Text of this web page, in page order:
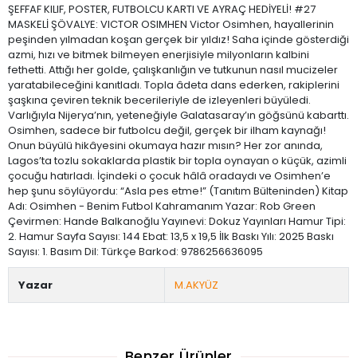
ŞEFFAF KILIF, POSTER, FUTBOLCU KARTI VE AYRAÇ HEDİYELİ! #27
MASKELİ ŞÖVALYE: VICTOR OSIMHEN Victor Osimhen, hayallerinin
peşinden yılmadan koşan gerçek bir yıldız! Saha içinde gösterdiği
azmi, hızı ve bitmek bilmeyen enerjisiyle milyonların kalbini
fethetti. Attığı her golde, çalışkanlığın ve tutkunun nasıl mucizeler
yaratabileceğini kanıtladı. Topla âdeta dans ederken, rakiplerini
şaşkına çeviren teknik becerileriyle de izleyenleri büyüledi.
Varlığıyla Nijerya’nın, yeteneğiyle Galatasaray’ın göğsünü kabarttı.
Osimhen, sadece bir futbolcu değil, gerçek bir ilham kaynağı!
Onun büyülü hikâyesini okumaya hazır mısın? Her zor anında,
Lagos’ta tozlu sokaklarda plastik bir topla oynayan o küçük, azimli
çocuğu hatırladı. İçindeki o çocuk hâlâ oradaydı ve Osimhen’e
hep şunu söylüyordu: “Asla pes etme!” (Tanıtım Bülteninden) Kitap
Adı: Osimhen - Benim Futbol Kahramanım Yazar: Rob Green
Çevirmen: Hande Balkanoğlu Yayınevi: Dokuz Yayınları Hamur Tipi:
2. Hamur Sayfa Sayısı: 144 Ebat: 13,5 x 19,5 İlk Baskı Yılı: 2025 Baskı
Sayısı: 1. Basım Dil: Türkçe Barkod: 9786256636095
Yazar M.AKYÜZ